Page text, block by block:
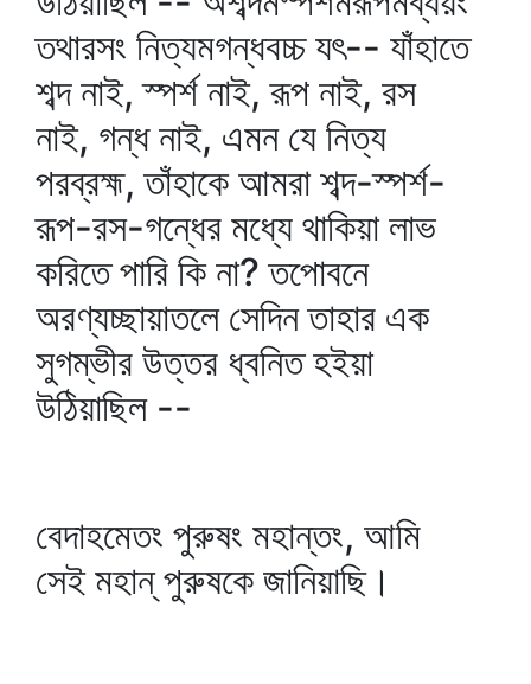
তথারসং নিত্যমগন্ধবচ্চ যৎ-- যাঁহাতে
শব্দ নাই, স্পর্শ নাই, রূপ নাই, রস
নাই, গন্ধ নাই, এমন যে নিত্য
পরব্রহ্ম, তাঁহাকে আমরা শব্দ-স্পর্শ-
রূপ-রস-গন্ধের মধ্যে থাকিয়া লাভ
করিতে পারি কি না? তপোবনে
অরণ্যচ্ছায়াতলে সেদিন তাহার এক
সুগম্ভীর উত্তর ধ্বনিত হইয়া
উঠিয়াছিল --
বেদাহমেতং পুরুষং মহান্তং, আমি
সেই মহান্‌ পুরুষকে জানিয়াছি।